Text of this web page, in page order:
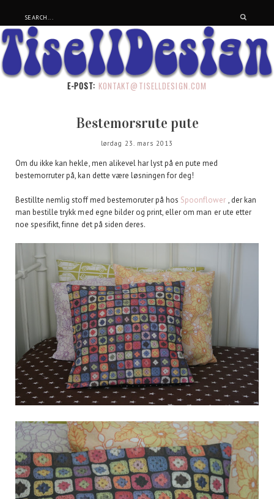
E-POST: KONTAKT@TISELLDESIGN.COM
Bestemorsrute pute
lørdag 23. mars 2013
Om du ikke kan hekle, men alikevel har lyst på en pute med
bestemorruter på, kan dette være løsningen for deg!
Bestillte nemlig stoff med bestemoruter på hos Spoonflower , der kan
man bestille trykk med egne bilder og print, eller om man er ute etter
noe spesifikt, finne det på siden deres.